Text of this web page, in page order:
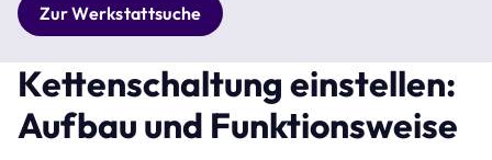
Zur Werkstattsuche
Kettenschaltung einstellen:
Aufbau und Funktionsweise